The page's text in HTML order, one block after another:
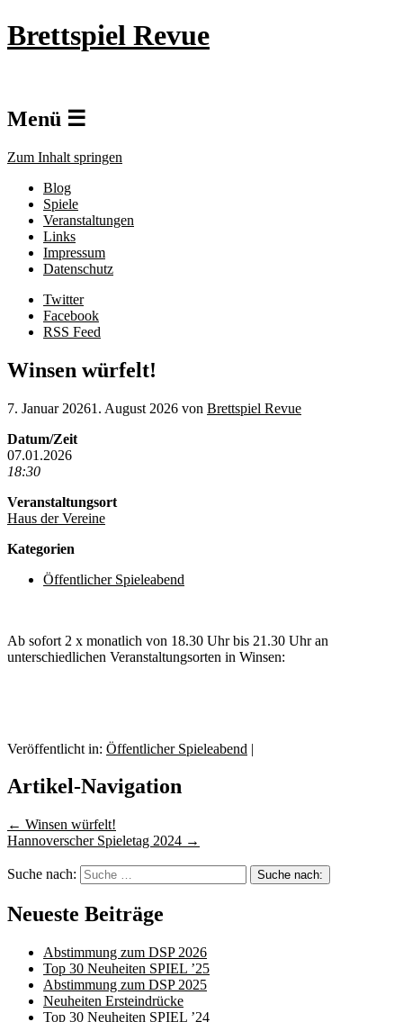
Brettspiel Revue
Menü ☰
Zum Inhalt springen
Blog
Spiele
Veranstaltungen
Links
Impressum
Datenschutz
Twitter
Facebook
RSS Feed
Winsen würfelt!
7. Januar 20261. August 2026 von Brettspiel Revue
Datum/Zeit
07.01.2026
18:30
Veranstaltungsort
Haus der Vereine
Kategorien
Öffentlicher Spieleabend
Ab sofort 2 x monatlich von 18.30 Uhr bis 21.30 Uhr an
unterschiedlichen Veranstaltungsorten in Winsen:
Veröffentlicht in: Öffentlicher Spieleabend |
Artikel-Navigation
← Winsen würfelt!
Hannoverscher Spieletag 2024 →
Suche nach:
Neueste Beiträge
Abstimmung zum DSP 2026
Top 30 Neuheiten SPIEL ’25
Abstimmung zum DSP 2025
Neuheiten Ersteindrücke
Top 30 Neuheiten SPIEL ’24